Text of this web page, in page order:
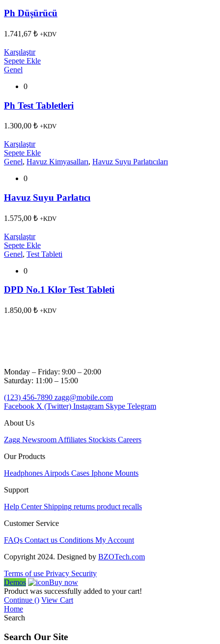
Ph Düşürücü
1.741,67 ₺ +KDV
Karşılaştır
Sepete Ekle
Genel
0
Ph Test Tabletleri
1.300,00 ₺ +KDV
Karşılaştır
Sepete Ekle
Genel, Havuz Kimyasalları, Havuz Suyu Parlatıcıları
0
Havuz Suyu Parlatıcı
1.575,00 ₺ +KDV
Karşılaştır
Sepete Ekle
Genel, Test Tableti
0
DPD No.1 Klor Test Tableti
1.850,00 ₺ +KDV
Monday – Friday: 9:00 – 20:00
Saturday: 11:00 – 15:00
(123) 456-7890 zagg@mobile.com
Facebook X (Twitter) Instagram Skype Telegram
About Us
Zagg Newsroom Affiliates Stockists Careers
Our Products
Headphones Airpods Cases Iphone Mounts
Support
Help Center Shipping returns product recalls
Customer Service
FAQs Contact us Conditions My Account
Copyright 2024. Designed by BZOTech.com
Terms of use Privacy Security
Demos
Buy now
Product was successfully added to your cart!
Continue () View Cart
Home
Search
Search Our Site